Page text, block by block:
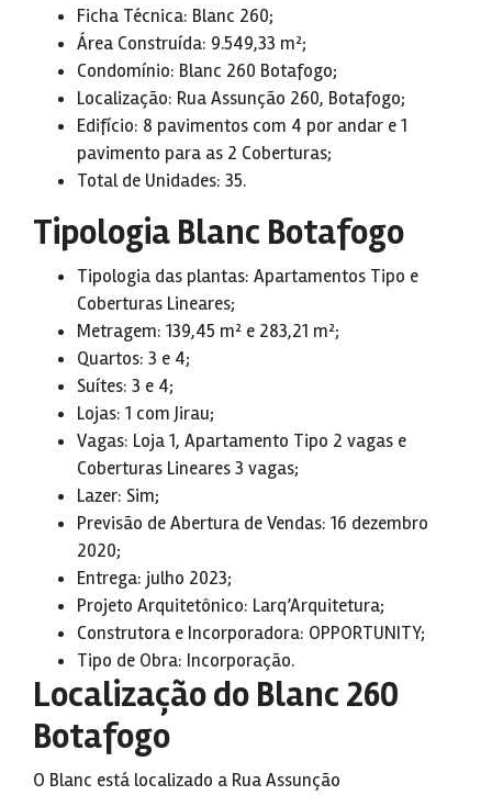
Ficha Técnica: Blanc 260;
Área Construída: 9.549,33 m²;
Condomínio: Blanc 260 Botafogo;
Localização: Rua Assunção 260, Botafogo;
Edifício: 8 pavimentos com 4 por andar e 1
pavimento para as 2 Coberturas;
Total de Unidades: 35.
Tipologia Blanc Botafogo
Tipologia das plantas: Apartamentos Tipo e
Coberturas Lineares;
Metragem: 139,45 m² e 283,21 m²;
Quartos: 3 e 4;
Suítes: 3 e 4;
Lojas: 1 com Jirau;
Vagas: Loja 1, Apartamento Tipo 2 vagas e
Coberturas Lineares 3 vagas;
Lazer: Sim;
Previsão de Abertura de Vendas: 16 dezembro
2020;
Entrega: julho 2023;
Projeto Arquitetônico: Larq’Arquitetura;
Construtora e Incorporadora: OPPORTUNITY;
Tipo de Obra: Incorporação.
Localização do Blanc 260
Botafogo
O Blanc está localizado a Rua Assunção